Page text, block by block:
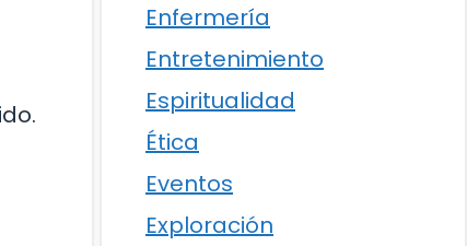
Enfermería
Entretenimiento
Espiritualidad
Ética
Eventos
Exploración